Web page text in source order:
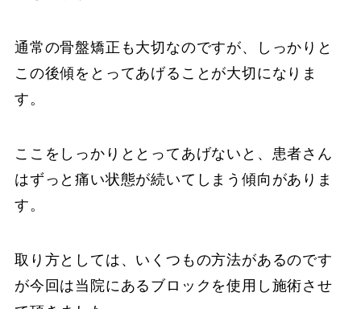
通常の骨盤矯正も大切なのですが、しっかりと
この後傾をとってあげることが大切になりま
す。
ここをしっかりととってあげないと、患者さん
はずっと痛い状態が続いてしまう傾向がありま
す。
取り方としては、いくつもの方法があるのです
が今回は当院にあるブロックを使用し施術させ